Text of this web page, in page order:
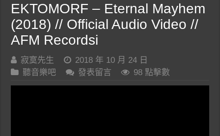
EKTOMORF – Eternal Mayhem
(2018) // Official Audio Video //
AFM Recordsi
寂寞先生
2018 年 10 月 24 日
聽音樂吧
發表留言 98 點擊數